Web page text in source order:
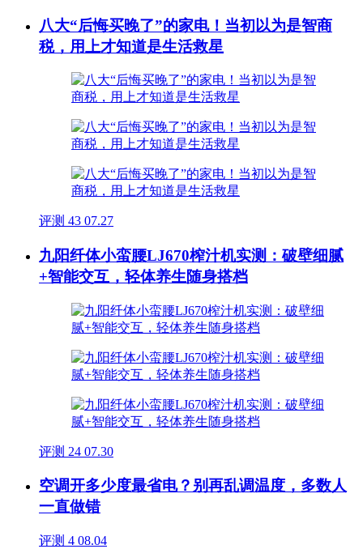
八大“后悔买晚了”的家电！当初以为是智商
税，用上才知道是生活救星
评测 43 07.27
九阳纤体小蛮腰LJ670榨汁机实测：破壁细腻
+智能交互，轻体养生随身搭档
评测 24 07.30
空调开多少度最省电？别再乱调温度，多数人
一直做错
评测 4 08.04